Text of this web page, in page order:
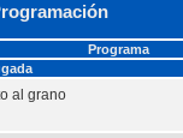
Programa
al grano